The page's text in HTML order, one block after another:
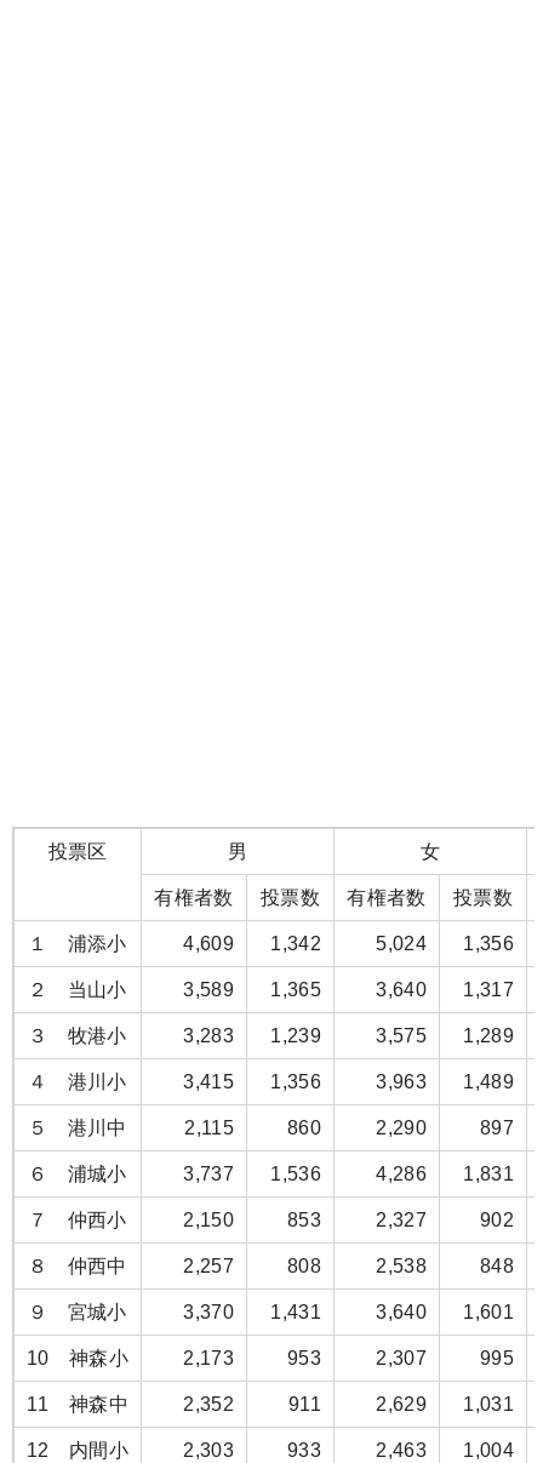
投票区 男 女
有権者数 投票数 有権者数 投票数
１ 浦添小 4,609 1,342 5,024 1,356
２ 当山小 3,589 1,365 3,640 1,317
３ 牧港小 3,283 1,239 3,575 1,289
４ 港川小 3,415 1,356 3,963 1,489
５ 港川中 2,115 860 2,290 897
６ 浦城小 3,737 1,536 4,286 1,831
７ 仲西小 2,150 853 2,327 902
８ 仲西中 2,257 808 2,538 848
９ 宮城小 3,370 1,431 3,640 1,601
10 神森小 2,173 953 2,307 995
11 神森中 2,352 911 2,629 1,031
12 内間小 2,303 933 2,463 1,004